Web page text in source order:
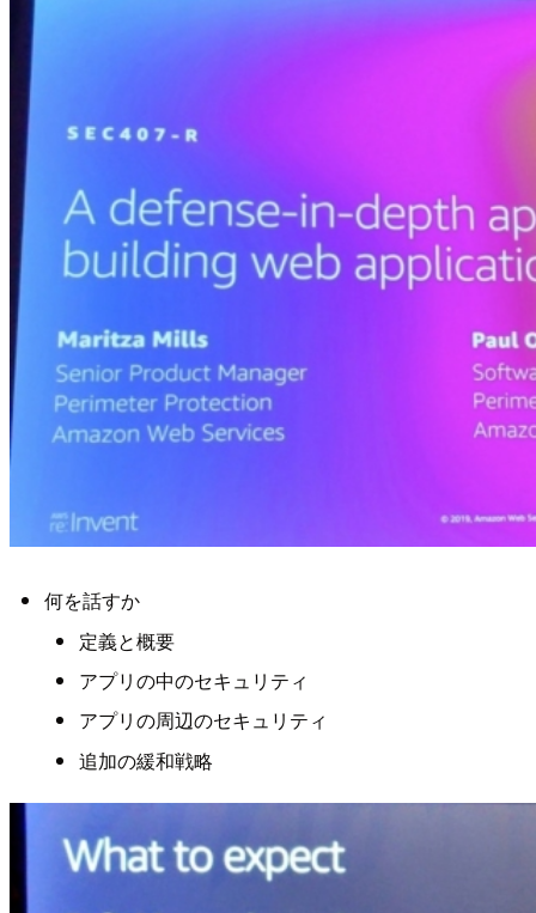
何を話すか
定義と概要
アプリの中のセキュリティ
アプリの周辺のセキュリティ
追加の緩和戦略